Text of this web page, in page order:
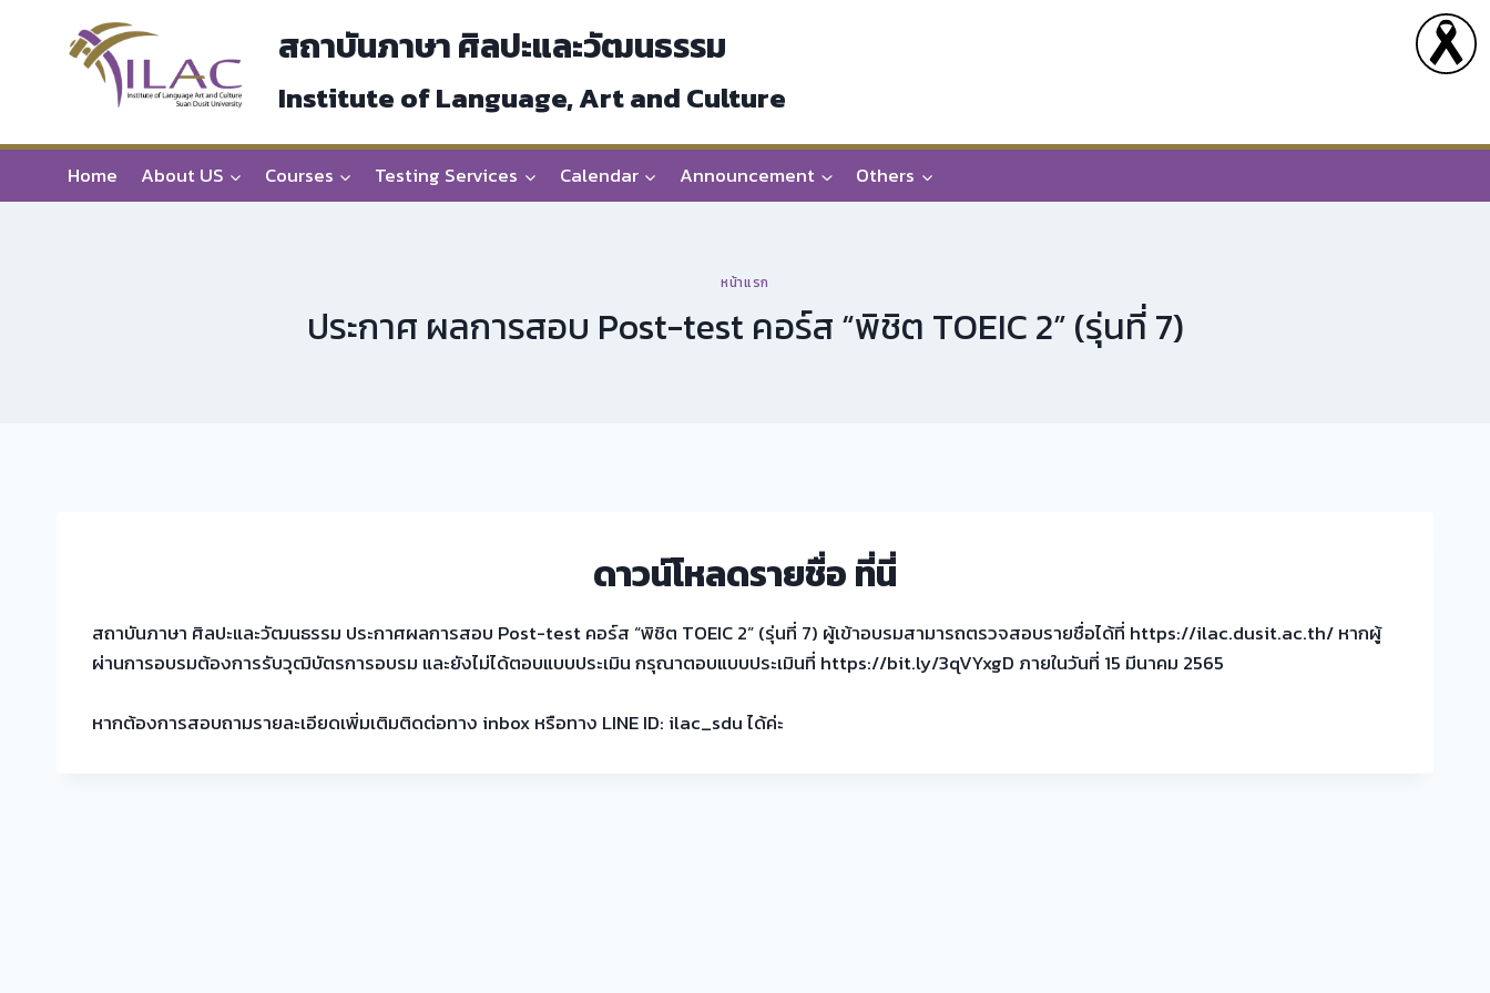
สถาบันภาษา ศิลปะและวัฒนธรรม
Institute of Language, Art and Culture
Home About US Courses Testing Services Calendar Announcement Others
หน้าแรก
ประกาศ ผลการสอบ Post-test คอร์ส “พิชิต TOEIC 2” (รุ่นที่ 7)
ดาวน์โหลดรายชื่อที่นี่
สถาบันภาษา ศิลปะและวัฒนธรรม ประกาศผลการสอบ Post-test คอร์ส “พิชิต TOEIC 2” (รุ่นที่ 7) ผู้เข้าอบรมสามารถตรวจสอบรายชื่อได้ที่ https://ilac.dusit.ac.th/ หากผู้
ผ่านการอบรมต้องการรับวุฒิบัตรการอบรม และยังไม่ได้ตอบแบบประเมิน กรุณาตอบแบบประเมินที่ https://bit.ly/3qVYxgD ภายในวันที่ 15 มีนาคม 2565
หากต้องการสอบถามรายละเอียดเพิ่มเติมติดต่อทาง inbox หรือทาง LINE ID: ilac_sdu ได้ค่ะ